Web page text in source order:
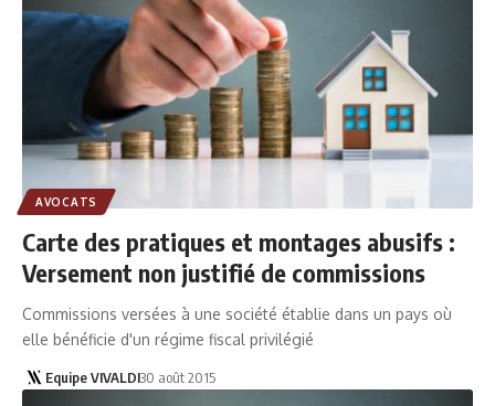
AVOCATS
Carte des pratiques et montages abusifs :
Versement non justifié de commissions
Commissions versées à une société établie dans un pays où
elle bénéficie d'un régime fiscal privilégié
Equipe VIVALDI30 août 2015